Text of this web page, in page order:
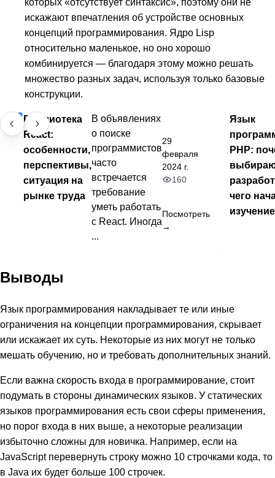
искажают впечатления об устройстве основных
концепций программирования. Ядро Lisp
относительно маленькое, но оно хорошо
комбинируется — благодаря этому можно решать
множество разных задач, используя только базовые
конструкции.
Библиотека
React:
особенности,
перспективы,
ситуация на
рынке труда
В объявлениях
о поиске
программистов
часто
встречается
требование
уметь работать
с React. Иногда
...
29
февраля
2024 г.
160
Посмотреть
→
Язык
PHP:
чего
изучение
Выводы
Язык программирования накладывает те или иные
ограничения на концепции программирования, скрывает
или искажает их суть. Некоторые из них могут не только
мешать обучению, но и требовать дополнительных знаний.
Если важна скорость входа в программирование, стоит
подумать в стороны динамических языков. У статических
языков программирования есть свои сферы применения,
но порог входа в них выше, а некоторые реализации
избыточно сложны для новичка. Например, если на
JavaScript перевернуть строку можно 10 строчками кода, то
в Java их будет больше 100 строчек.